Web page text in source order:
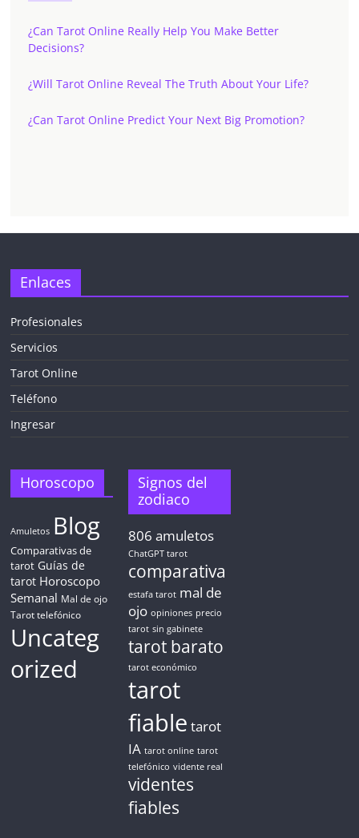
¿Can Tarot Online Really Help You Make Better
Decisions?
¿Will Tarot Online Reveal The Truth About Your Life?
¿Can Tarot Online Predict Your Next Big Promotion?
TAROT GRATIS
✓ Sin cargos automáticos. El chat se detiene al finalizar el
crédito
Enlaces
Profesionales
Servicios
Tarot Online
Teléfono
Ingresar
Horoscopo
Amuletos Blog
Comparativas de
tarot Guías de
tarot Horoscopo
Semanal Mal de ojo
Tarot telefónico
Uncateg
orized
Signos del
zodiaco
806 amuletos
ChatGPT tarot
comparativa
estafa tarot mal de
ojo opiniones precio
tarot sin gabinete
tarot barato
tarot económico
tarot
fiable tarot
IA tarot online tarot
telefónico vidente real
videntes
fiables